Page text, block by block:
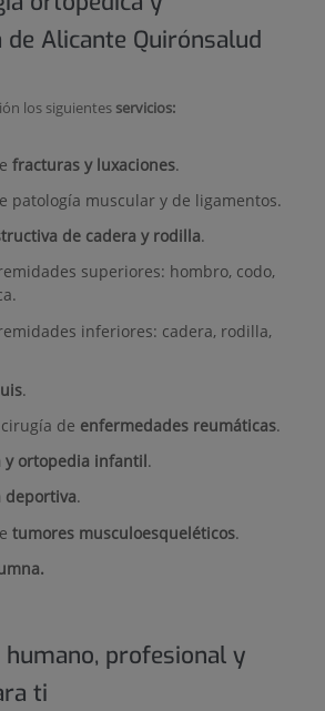
Alicante Quirónsalud
los siguientes servicios:
fracturas y luxaciones.
patología muscular y de ligamentos.
de cadera y rodilla.
superiores: hombro, codo,
inferiores: cadera, rodilla,
.
de enfermedades reumáticas.
y ortopedia infantil.
deportiva.
tumores musculoesqueléticos.
profesional y
ti